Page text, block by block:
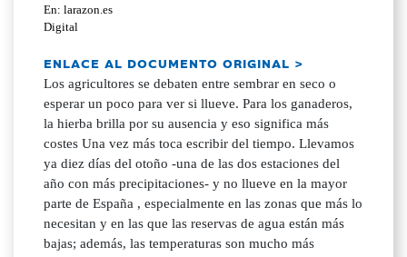
En: larazon.es
Digital
ENLACE AL DOCUMENTO ORIGINAL >
Los agricultores se debaten entre sembrar en seco o
esperar un poco para ver si llueve. Para los ganaderos,
la hierba brilla por su ausencia y eso significa más
costes Una vez más toca escribir del tiempo. Llevamos
ya diez días del otoño -una de las dos estaciones del
año con más precipitaciones- y no llueve en la mayor
parte de España , especialmente en las zonas que más lo
necesitan y en las que las reservas de agua están más
bajas; además, las temperaturas son mucho más